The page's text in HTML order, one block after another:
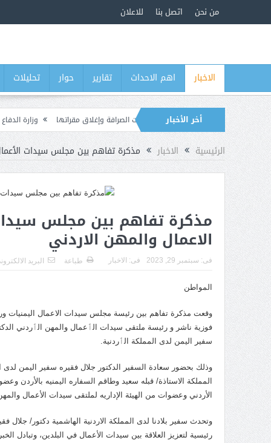
من نحن اتصل بنا للاعلان
الاخبار اهم الاحداث تقارير حوار تحليلات
أخر الأخبار
الممنوحة لعدد من منشآت الصرافة وإغلاق مقراتها وزارة الدفاع تطلق حملة
أبريل ويكشف رفض قادة عسكريين الالتزام بآلية الصرف الجديدة
الرئيسية الاخبار مذكرة تفاهم بين مجلس سيدات
مذكرة تفاهم بين مجلس
الاعمال والمهن الاردني
فى: سبتمبر 29, 2023 فى: الاخبار طباعة البريد
المواطن
وقعت مذكرة تفاهم بين رئيسة مجلس سيدات الاعمال اليمنيات
فوزية ناشر و رئيسة ملتقى سيدات الٲعمال والمهن الٲردني
سفير اليمن لدى المملكة الٲردنية.
وذلك بحضور سعادة السفير الدكتور جلال فقيره سفير اليمن لدى
المملكة الاستاذة/ قبله سعيد وطاقم السفاره اليمنيه بالأردن
الأردني وعضوات من الهيئة الإداريه لملتقى سيدات الأعمال
وتحدث سفير بلادنا لدى المملكة الاردنية الهاشمية دكتور/
رئيسية لتعزيز العلاقة بين سيدات الأعمال في البلدين، وتبادل